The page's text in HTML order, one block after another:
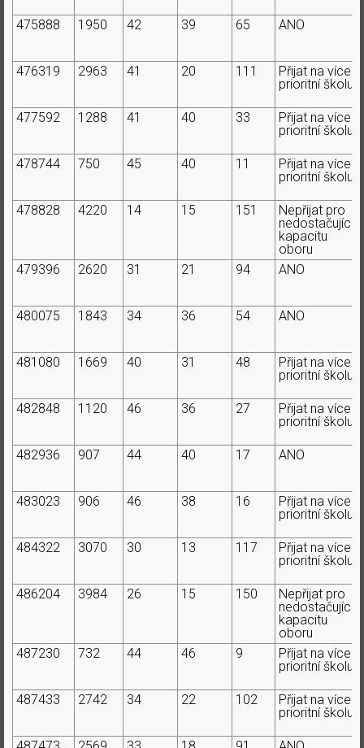
475888
1950 42 39 65 ANO
476319
2963 41 20 111
Přijat na více
prioritní školu
477592
1288 41 40 33
Přijat na více
prioritní školu
478744
750 45 40 11
Přijat na více
prioritní školu
478828
4220 14 15 151
Nepřijat pro
nedostačující
kapacitu
oboru
479396 2620 31 21 94 ANO
480075
1843 34 36 54 ANO
481080
1669 40 31 48
Přijat na více
prioritní školu
482848
1120 46 36 27
Přijat na více
prioritní školu
482936
907 44 40 17 ANO
483023
906 46 38 16
Přijat na více
prioritní školu
484322
3070 30 13 117
Přijat na více
prioritní školu
486204
3984 26 15 150
Nepřijat pro
nedostačující
kapacitu
oboru
487230 732 44 46 9
Přijat na více
prioritní školu
487433
2742 34 22 102
Přijat na více
prioritní školu